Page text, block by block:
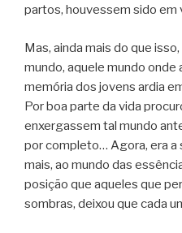
partos, houvessem sido em
Mas, ainda mais do que
mundo, aquele mundo onde
memória dos jovens ardia
Por boa parte da vida
enxergassem tal mundo
por completo… Agora, era a
mais, ao mundo das
posição que aqueles que
sombras, deixou que cada